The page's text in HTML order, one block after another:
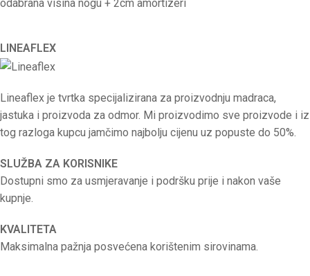
odabrana visina nogu + 2cm amortizeri
LINEAFLEX
Lineaflex je tvrtka specijalizirana za proizvodnju madraca,
jastuka i proizvoda za odmor. Mi proizvodimo sve proizvode i iz
tog razloga kupcu jamčimo najbolju cijenu uz popuste do 50%.
SLUŽBA ZA KORISNIKE
Dostupni smo za usmjeravanje i podršku prije i nakon vaše
kupnje.
KVALITETA
Maksimalna pažnja posvećena korištenim sirovinama.